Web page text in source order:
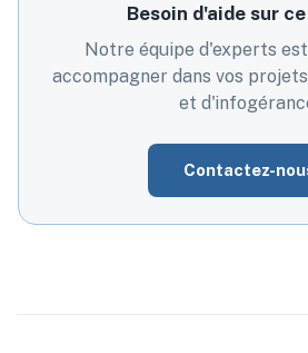
Besoin d'aide sur
Notre équipe d'experts
accompagner dans vos
et
Contactez-